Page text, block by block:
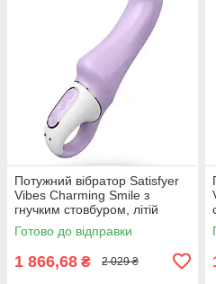
Потужний вібратор Satisfyer
Vibes Charming Smile з
гнучким стовбуром, літій
силікон, 12 режимів
Готово до відправки
1 866,68 ₴ 2 029 ₴